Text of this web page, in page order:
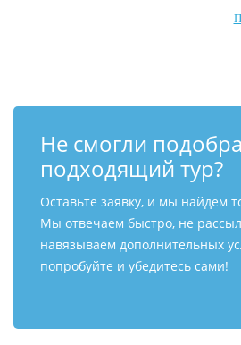
Не смогли
подходящий тур?
Оставьте заявку, и мы найдем
Мы отвечаем быстро, не
навязываем дополнительных
попробуйте и убедитесь сами!